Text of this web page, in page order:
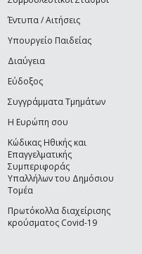
mail)
Έντυπα / Αιτήσεις
Υπουργείο Παιδείας
Διαύγεια
Εύδοξος
Συγγράμματα Τμημάτων
Η Ευρώπη σου
Κώδικας Ηθικής και
Επαγγελματικής
Συμπεριφοράς
Υπαλλήλων του Δημόσιου
Τομέα
Πρωτόκολλα διαχείρισης
κρούσματος Covid-19